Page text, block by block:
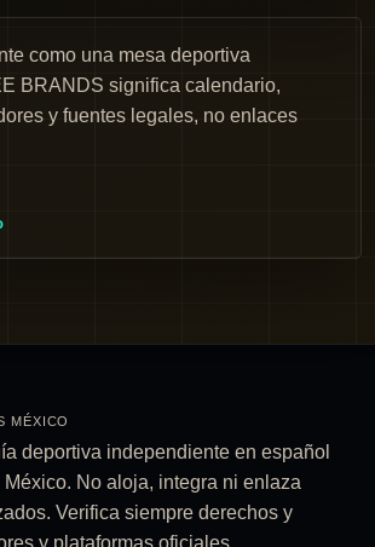
como una mesa deportiva
BRANDS significa calendario,
y fuentes legales, no enlaces
MÉXICO
deportiva independiente en español
No aloja, integra ni enlaza
Verifica siempre derechos y
y plataformas oficiales.